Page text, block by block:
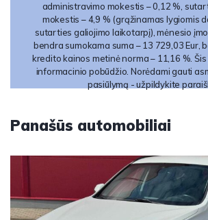
administravimo mokestis – 0,12 %,
mokestis – 4,9 % (grąžinamas lygiomis
sutarties galiojimo laikotarpį), mėnesio
bendra sumokama suma – 13 729,03 Eur,
kredito kainos metinė norma – 11,16 %.
informacinio pobūdžio. Norėdami gauti
pasiūlymą - užpildykite
Panašūs automobiliai